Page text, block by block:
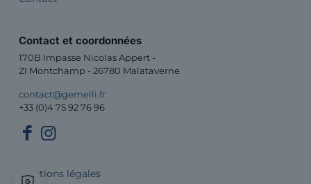
Contact et coordonnées
170B Impasse Nicolas Appert -
ZI Montchamp - 26780 Malataverne
contact@gemelli.fr
+33 (0)4 75 92 76 96
Mentions légales